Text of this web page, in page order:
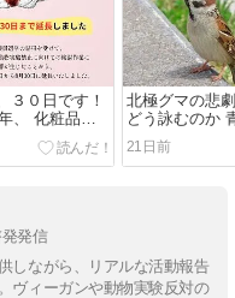
３０日です！
、 化粧品の
全禁止を実現
北極グマの悲
どう詠むのか
護会 と ワン
いは虐待です
会
21日前
発信
しながら、リアルな活動報告
ヴィーガンや動物実験反対の